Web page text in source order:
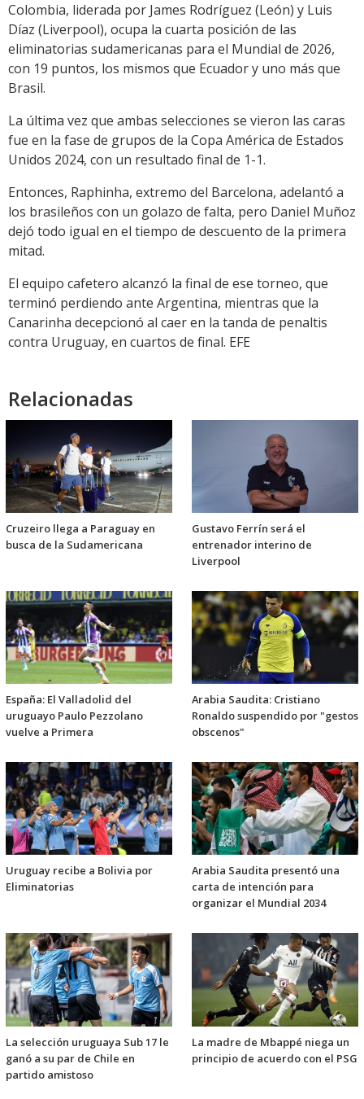
Colombia, liderada por James Rodríguez (León) y Luis
Díaz (Liverpool), ocupa la cuarta posición de las
eliminatorias sudamericanas para el Mundial de 2026,
con 19 puntos, los mismos que Ecuador y uno más que
Brasil.
La última vez que ambas selecciones se vieron las caras
fue en la fase de grupos de la Copa América de Estados
Unidos 2024, con un resultado final de 1-1.
Entonces, Raphinha, extremo del Barcelona, adelantó a
los brasileños con un golazo de falta, pero Daniel Muñoz
dejó todo igual en el tiempo de descuento de la primera
mitad.
El equipo cafetero alcanzó la final de ese torneo, que
terminó perdiendo ante Argentina, mientras que la
Canarinha decepcionó al caer en la tanda de penaltis
contra Uruguay, en cuartos de final. EFE
Relacionadas
Cruzeiro llega a Paraguay en
busca de la Sudamericana
Gustavo Ferrín será el
entrenador interino de
Liverpool
España: El Valladolid del
uruguayo Paulo Pezzolano
vuelve a Primera
Arabia Saudita: Cristiano
Ronaldo suspendido por "gestos
obscenos"
Uruguay recibe a Bolivia por
Eliminatorias
Arabia Saudita presentó una
carta de intención para
organizar el Mundial 2034
La selección uruguaya Sub 17 le
ganó a su par de Chile en
partido amistoso
La madre de Mbappé niega un
principio de acuerdo con el PSG